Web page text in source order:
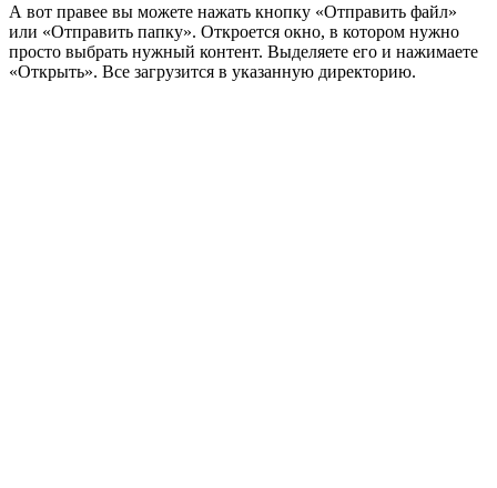
А вот правее вы можете нажать кнопку «Отправить файл»
или «Отправить папку». Откроется окно, в котором нужно
просто выбрать нужный контент. Выделяете его и нажимаете
«Открыть». Все загрузится в указанную директорию.